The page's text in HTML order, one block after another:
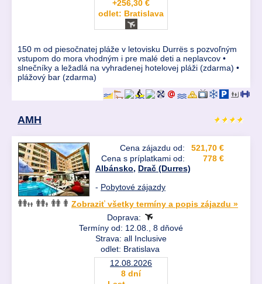
+256,30 €
odlet: Bratislava
150 m od piesočnatej pláže v letovisku Durrës s pozvoľným
vstupom do mora vhodným i pre malé deti a neplavcov •
slnečníky a ležadlá na vyhradenej hotelovej pláži (zdarma) •
plážový bar (zdarma)
AMH
Cena zájazdu od:
521,70 €
Cena s príplatkami od:
778 €
Albánsko, Drač (Durres)
- Pobytové zájazdy
Zobraziť všetky termíny a popis zájazdu »
Doprava:
Termíny od: 12.08., 8 dňové
Strava: all Inclusive
odlet: Bratislava
12.08.2026
8 dní